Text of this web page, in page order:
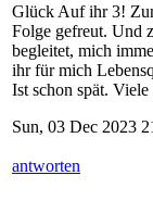
Glück Auf ihr 3!
Folge gefreut. Und
begleitet, mich
ihr für mich
Ist schon spät.
Sun, 03 Dec 2023
antworten